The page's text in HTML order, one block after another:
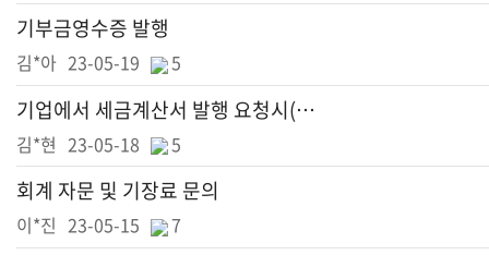
기부금영수증 발행
김*아 23-05-19 5
기업에서 세금계산서 발행 요청시(후원금 명목으로)
김*현 23-05-18 5
회계 자문 및 기장료 문의
이*진 23-05-15 7